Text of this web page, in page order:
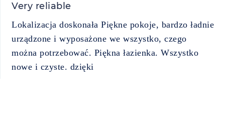
Very reliable
Lokalizacja doskonała Piękne pokoje, bardzo ładnie
urządzone i wyposażone we wszystko, czego
można potrzebować. Piękna łazienka. Wszystko
nowe i czyste. dzięki